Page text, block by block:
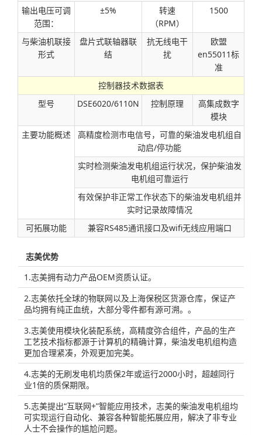
输出电压可调
范围：
±5%
转速
（RPM）
1500
与柴油机联接
形式
盘片式联轴器联
结
抗无线电干
扰
欧盟
en55011标
准
控制器技术数据表
型号
DSE6020/6110N 控制原理
高集成数字
模块
主要功能概述
高精度检测市电信号，可靠的柴油发电机组自
动启/停功能
实时检测柴油发电机组运行状况，保护柴油发
电机组可靠运行
有效保护非正常工作状态下的柴油发电机组并
实时记录故障情况
可拓展功能
兼容RS485通讯接口及wifi无线应用端口
志美优势
1.志美拥有动力产品OEM资质认证。
2.志美依托全球的物联网以及上海保税区货源仓库，保证产
品均拥有纯正血统，大部分零件都有源可溯。。
3.志美使用模块化装配系统，高精度弥合组件，产品的生产
工艺技术指标都源于计算机的精确计算，柴油发电机组构造
更加合理紧凑，外观更加完美。
4.志美的无刷发电机均质保2年或运行2000小时，超越同行
业1倍的质保期限。
5.志美提出“互联网+”智能应用技术，志美的柴油发电机组均
可实现运行自动化、兼容各种智能拓展应用，解决了非专业
人士不会操作的尴尬问题。